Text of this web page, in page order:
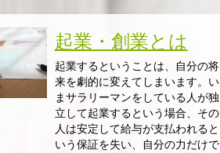
起業・創業とは
起業するということは、自分の将
来を劇的に変えてしまいます。い
まサラリーマンをしている人が独
立して起業するという場合、その
人は安定して給与が支払われると
いう保証を失い、自分の力だけで